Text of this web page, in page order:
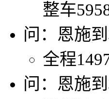
整车
问：恩施
全程
问：恩施